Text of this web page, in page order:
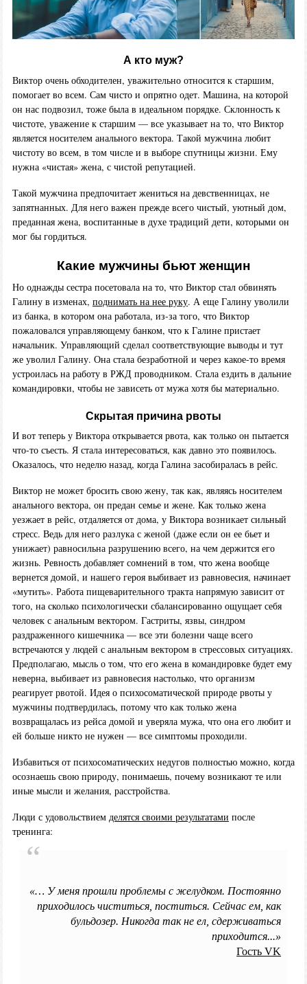
А кто муж?
Виктор очень обходителен, уважительно относится к старшим,
помогает во всем. Сам чисто и опрятно одет. Машина, на которой
он нас подвозил, тоже была в идеальном порядке. Склонность к
чистоте, уважение к старшим — все указывает на то, что Виктор
является носителем анального вектора. Такой мужчина любит
чистоту во всем, в том числе и в выборе спутницы жизни. Ему
нужна «чистая» жена, с чистой репутацией.
Такой мужчина предпочитает жениться на девственницах, не
запятнанных. Для него важен прежде всего чистый, уютный дом,
преданная жена, воспитанные в духе традиций дети, которыми он
мог бы гордиться.
Какие мужчины бьют женщин
Но однажды сестра посетовала на то, что Виктор стал обвинять
Галину в изменах, поднимать на нее руку. А еще Галину уволили
из банка, в котором она работала, из-за того, что Виктор
пожаловался управляющему банком, что к Галине пристает
начальник. Управляющий сделал соответствующие выводы и тут
же уволил Галину. Она стала безработной и через какое-то время
устроилась на работу в РЖД проводником. Стала ездить в дальние
командировки, чтобы не зависеть от мужа хотя бы материально.
Скрытая причина рвоты
И вот теперь у Виктора открывается рвота, как только он пытается
что-то съесть. Я стала интересоваться, как давно это появилось.
Оказалось, что неделю назад, когда Галина засобиралась в рейс.
Виктор не может бросить свою жену, так как, являясь носителем
анального вектора, он предан семье и жене. Как только жена
уезжает в рейс, отдаляется от дома, у Виктора возникает сильный
стресс. Ведь для него разлука с женой (даже если он ее бьет и
унижает) равносильна разрушению всего, на чем держится его
жизнь. Ревность добавляет сомнений в том, что жена вообще
вернется домой, и нашего героя выбивает из равновесия, начинает
«мутить». Работа пищеварительного тракта напрямую зависит от
того, на сколько психологически сбалансированно ощущает себя
человек с анальным вектором. Гастриты, язвы, синдром
раздраженного кишечника — все эти болезни чаще всего
встречаются у людей с анальным вектором в стрессовых ситуациях.
Предполагаю, мысль о том, что его жена в командировке будет ему
неверна, выбивает из равновесия настолько, что организм
реагирует рвотой. Идея о психосоматической природе рвоты у
мужчины подтвердилась, потому что как только жена
возвращалась из рейса домой и уверяла мужа, что она его любит и
ей больше никто не нужен — все симптомы проходили.
Избавиться от психосоматических недугов полностью можно, когда
осознаешь свою природу, понимаешь, почему возникают те или
иные мысли и желания, расстройства.
Люди с удовольствием делятся своими результатами после
тренинга:
«… У меня прошли проблемы с желудком. Постоянно
приходилось чиститься, поститься. Сейчас ем, как
бульдозер. Никогда так не ел, сдерживаться
приходится...»
Гость VK